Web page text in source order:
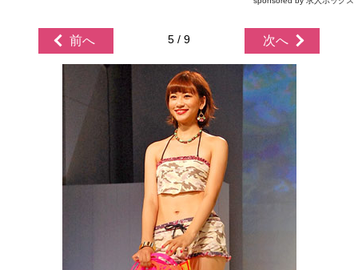
前へ 5 / 9 次へ